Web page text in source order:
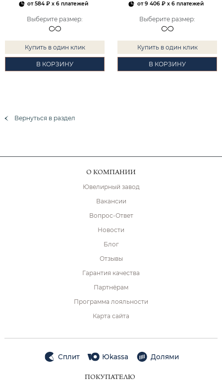
от584 ₽ x 6 платежей
Выберите размер:
Купить в один клик
В КОРЗИНУ
от9 406 ₽x 6 платежей
Выберите размер:
Купить в один клик
В КОРЗИНУ
Вернуться в раздел
О КОМПАНИИ
Ювелирный завод
Вакансии
Вопрос-Ответ
Новости
Блог
Отзывы
Гарантия качества
Партнёрам
Программа лояльности
Карта сайта
Сплит Юkassa Долями
ПОКУПАТЕЛЮ